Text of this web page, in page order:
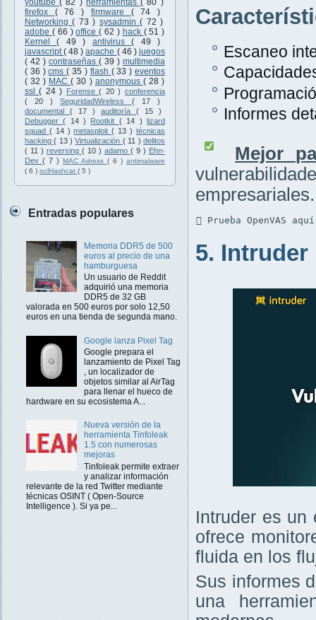
youtube( 82 ) herramientas( 80 )
firefox ( 76 ) firmware ( 74 )
Networking( 73 ) sysadmin( 72 )
adobe ( 66 )office( 62 ) hack ( 51 )
Kernel( 49 ) antivirus( 49 )
javascript( 48 )apache ( 46 ) juegos
( 42 ) contraseñas ( 39 ) multimedia
( 36 )cms( 35 ) flash ( 33 )eventos
( 32 ) MAC( 30 ) anonymous ( 28 )
ssl( 24 ) Forense( 20 ) conferencia
( 20 )SeguridadWireless ( 17 )
documental ( 17 ) auditoría ( 15 )
Debugger( 14 ) Rootkit ( 14 ) lizard
squad ( 14 )metasploit( 13 ) técnicas
hacking( 13 )Virtualización ( 11 ) delitos
( 11 ) reversing ( 10 ) adamo ( 9 ) Ehn-
Dev ( 7 ) MAC Adress ( 6 ) antimalware
( 6 ) oclHashcat ( 5 )
Entradas populares
Memoria DDR5 de 500
euros al precio de una
hamburguesa
Un usuario de Reddit
adquirió una memoria
DDR5 de 32 GB
valorada en 500 euros por solo 12,50
euros en una tienda de segunda mano.
Google lanza Pixel Tag
Google prepara el
lanzamiento de Pixel Tag
, un localizador de
objetos similar al AirTag
para llenar el hueco de
hardware en su ecosistema A...
Nueva versión de la
herramienta Tinfoleak
1.5 con numerosas
mejoras
Tinfoleak permite extraer
y analizar información
relevante de la red Twitter mediante
técnicas OSINT ( Open-Source
Intelligence ). Si ya pe...
Escaneo
Informes
Mejor
empresariales.
 Prueba OpenVAS
5. Intruder
Intruder es un
ofrece
fluida en los
Sus informes
una